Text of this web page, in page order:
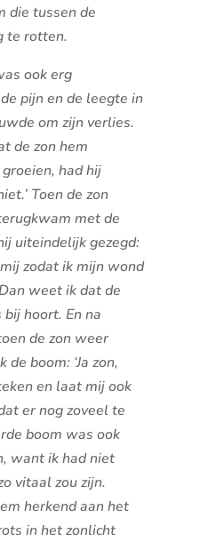
die tussen de
te rotten.
ook erg
pijn en de leegte in
om zijn verlies.
de zon hem
had hij
Toen de zon
met de
uiteindelijk gezegd:
zodat ik mijn wond
weet ik dat de
hoort. En na
de zon weer
boom: ‘Ja zon,
en laat mij ook
er nog zoveel te
boom was ook
want ik had niet
vitaal zou zijn.
herkend aan het
in het zonlicht